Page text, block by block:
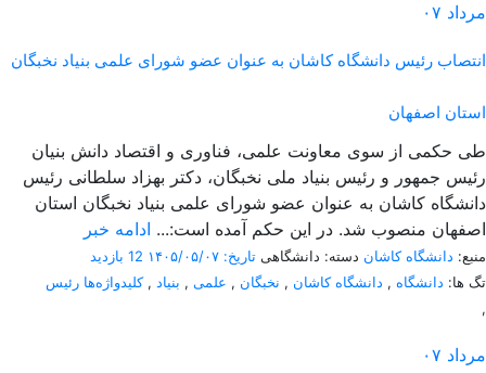
۰۷ مرداد
انتصاب رئیس دانشگاه کاشان به عنوان عضو شورای علمی بنیاد نخبگان
استان اصفهان
طی حکمی از سوی معاونت علمی، فناوری و اقتصاد دانش بنیان
رئیس جمهور و رئیس بنیاد ملی نخبگان، دکتر بهزاد سلطانی رئیس
دانشگاه کاشان به عنوان عضو شورای علمی بنیاد نخبگان استان
اصفهان منصوب شد. در این حکم آمده است:... ادامه خبر
منبع: دانشگاه کاشان دسته: دانشگاهی تاریخ: ۱۴۰۵/۰۵/۰۷
12 بازدید
تگ ها: دانشگاه , دانشگاه کاشان , نخبگان , علمی , بنیاد ,کلیدواژه‌ها رئیس
,
۰۷ مرداد